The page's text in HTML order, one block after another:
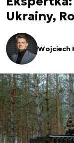
Ukrainy,
Wojciech